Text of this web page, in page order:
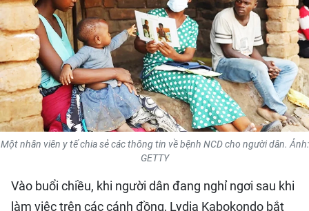
THỂ THAO
DU LỊCH
HỒ SƠ - TƯ LIỆU
NHÂN DÂN ĐIỆN TỬ
NHÂN DÂN HẰNG THÁNG
NHÂN DÂN CUỐI TUẦN
Một nhân viên y tế chia sẻ các thông tin về bệnh NCD cho người dân. Ảnh:
GETTY
Vào buổi chiều, khi người dân đang nghỉ ngơi sau khi
làm việc trên các cánh đồng, Lydia Kabokondo bắt